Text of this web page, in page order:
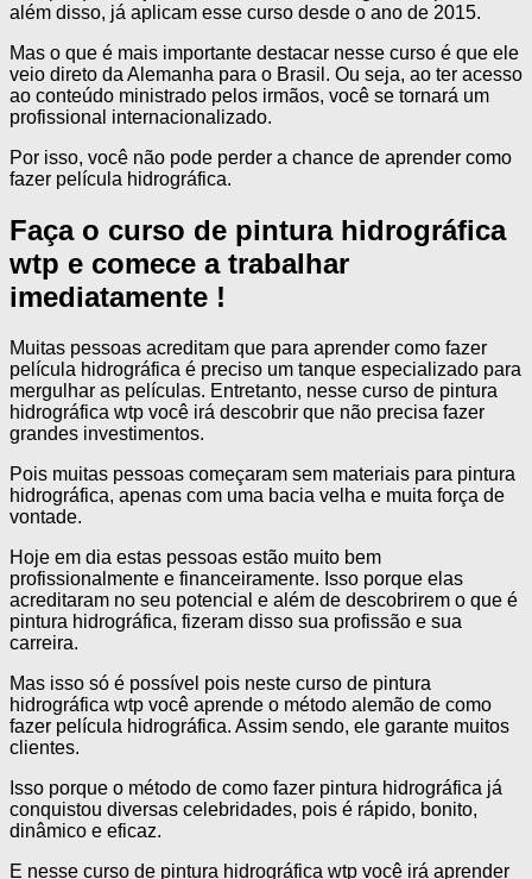
além disso, já aplicam esse curso desde o ano de 2015.
Mas o que é mais importante destacar nesse curso é que ele
veio direto da Alemanha para o Brasil. Ou seja, ao ter acesso
ao conteúdo ministrado pelos irmãos, você se tornará um
profissional internacionalizado.
Por isso, você não pode perder a chance de aprender como
fazer película hidrográfica.
Faça o curso de pintura hidrográfica
wtp e comece a trabalhar
imediatamente !
Muitas pessoas acreditam que para aprender como fazer
película hidrográfica é preciso um tanque especializado para
mergulhar as películas. Entretanto, nesse curso de pintura
hidrográfica wtp você irá descobrir que não precisa fazer
grandes investimentos.
Pois muitas pessoas começaram sem materiais para pintura
hidrográfica, apenas com uma bacia velha e muita força de
vontade.
Hoje em dia estas pessoas estão muito bem
profissionalmente e financeiramente. Isso porque elas
acreditaram no seu potencial e além de descobrirem o que é
pintura hidrográfica, fizeram disso sua profissão e sua
carreira.
Mas isso só é possível pois neste curso de pintura
hidrográfica wtp você aprende o método alemão de como
fazer película hidrográfica. Assim sendo, ele garante muitos
clientes.
Isso porque o método de como fazer pintura hidrográfica já
conquistou diversas celebridades, pois é rápido, bonito,
dinâmico e eficaz.
E nesse curso de pintura hidrográfica wtp você irá aprender